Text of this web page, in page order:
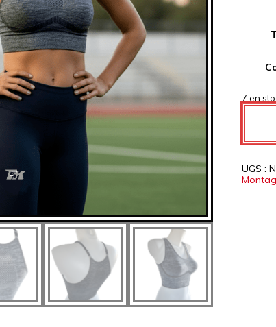
7 en
UGS :